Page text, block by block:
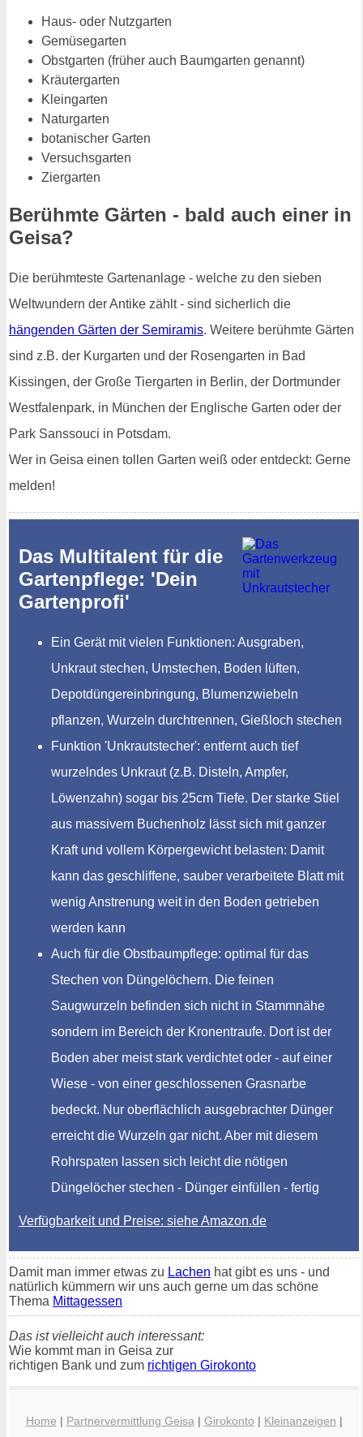
Haus- oder Nutzgarten
Gemüsegarten
Obstgarten (früher auch Baumgarten genannt)
Kräutergarten
Kleingarten
Naturgarten
botanischer Garten
Versuchsgarten
Ziergarten
Berühmte Gärten - bald auch einer in
Geisa?
Die berühmteste Gartenanlage - welche zu den sieben
Weltwundern der Antike zählt - sind sicherlich die
hängenden Gärten der Semiramis. Weitere berühmte Gärten
sind z.B. der Kurgarten und der Rosengarten in Bad
Kissingen, der Große Tiergarten in Berlin, der Dortmunder
Westfalenpark, in München der Englische Garten oder der
Park Sanssouci in Potsdam.
Wer in Geisa einen tollen Garten weiß oder entdeckt: Gerne
melden!
Das Multitalent für die
Gartenpflege: 'Dein
Gartenprofi'
Ein Gerät mit vielen Funktionen: Ausgraben,
Unkraut stechen, Umstechen, Boden lüften,
Depotdüngereinbringung, Blumenzwiebeln
pflanzen, Wurzeln durchtrennen, Gießloch stechen
Funktion 'Unkrautstecher': entfernt auch tief
wurzelndes Unkraut (z.B. Disteln, Ampfer,
Löwenzahn) sogar bis 25cm Tiefe. Der starke Stiel
aus massivem Buchenholz lässt sich mit ganzer
Kraft und vollem Körpergewicht belasten: Damit
kann das geschliffene, sauber verarbeitete Blatt mit
wenig Anstrenung weit in den Boden getrieben
werden kann
Auch für die Obstbaumpflege: optimal für das
Stechen von Düngelöchern. Die feinen
Saugwurzeln befinden sich nicht in Stammnähe
sondern im Bereich der Kronentraufe. Dort ist der
Boden aber meist stark verdichtet oder - auf einer
Wiese - von einer geschlossenen Grasnarbe
bedeckt. Nur oberflächlich ausgebrachter Dünger
erreicht die Wurzeln gar nicht. Aber mit diesem
Rohrspaten lassen sich leicht die nötigen
Düngelöcher stechen - Dünger einfüllen - fertig
Verfügbarkeit und Preise: siehe Amazon.de
Damit man immer etwas zu Lachen hat gibt es uns - und
natürlich kümmern wir uns auch gerne um das schöne
Thema Mittagessen
Das ist vielleicht auch interessant:
Wie kommt man in Geisa zur
richtigen Bank und zum richtigen Girokonto
Home | Partnervermittlung Geisa | Girokonto | Kleinanzeigen |